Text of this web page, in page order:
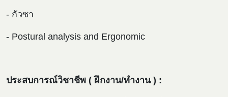
- กัวซา
- Postural analysis and Ergonomic
ประสบการณ์วิชาชีพ ( ฝึกงาน/ทำงาน ) :